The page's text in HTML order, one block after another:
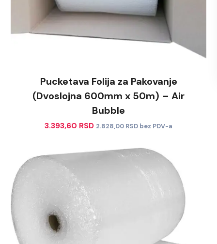
Pucketava Folija za Pakovanje
(Dvoslojna 600mm x 50m) – Air
Bubble
3.393,60 RSD 2.828,00 RSD bez PDV-a